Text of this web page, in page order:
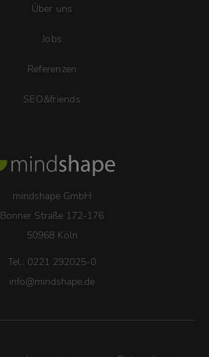
Über uns
Jobs
Referenzen
SEO&friends
mindshape GmbH
Bonner Straße 172-176
50968 Köln
Tel.: 0221 292025-0
info@mindshape.de